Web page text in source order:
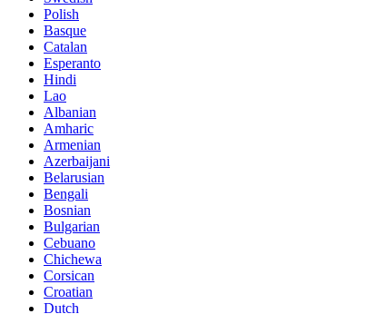
Polish
Basque
Catalan
Esperanto
Hindi
Lao
Albanian
Amharic
Armenian
Azerbaijani
Belarusian
Bengali
Bosnian
Bulgarian
Cebuano
Chichewa
Corsican
Croatian
Dutch